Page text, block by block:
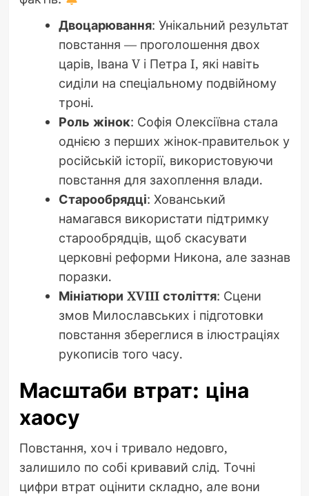
Двоцарювання: Унікальний результат
повстання — проголошення двох
царів, Івана V і Петра I, які навіть
сиділи на спеціальному подвійному
троні.
Роль жінок: Софія Олексіївна стала
однією з перших жінок-правительок у
російській історії, використовуючи
повстання для захоплення влади.
Старообрядці: Хованський
намагався використати підтримку
старообрядців, щоб скасувати
церковні реформи Никона, але зазнав
поразки.
Мініатюри XVIII століття: Сцени
змов Милославських і підготовки
повстання збереглися в ілюстраціях
рукописів того часу.
Масштаби втрат: ціна
хаосу
Повстання, хоч і тривало недовго,
залишило по собі кривавий слід. Точні
цифри втрат оцінити складно, але вони